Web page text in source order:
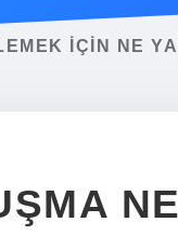
IÇIN NE